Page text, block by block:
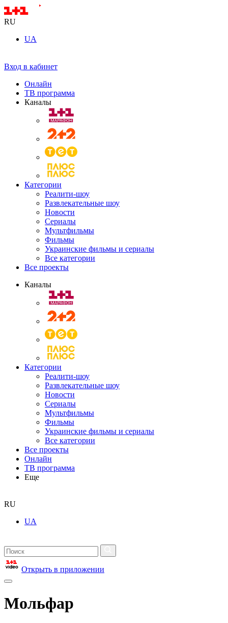
RU
UA
Вход в кабинет
Онлайн
ТВ программа
Каналы
Категории
Реалити-шоу
Развлекательные шоу
Новости
Сериалы
Мультфильмы
Фильмы
Украинские фильмы и сериалы
Все категории
Все проекты
Каналы
Категории
Реалити-шоу
Развлекательные шоу
Новости
Сериалы
Мультфильмы
Фильмы
Украинские фильмы и сериалы
Все категории
Все проекты
Онлайн
ТВ программа
Еще
RU
UA
Открыть в приложении
Мольфар